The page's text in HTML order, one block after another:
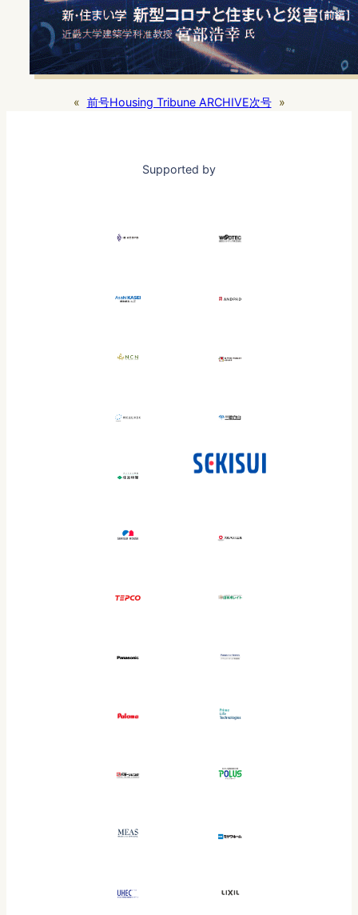
« 前号Housing Tribune ARCHIVE次号 »
Supported by